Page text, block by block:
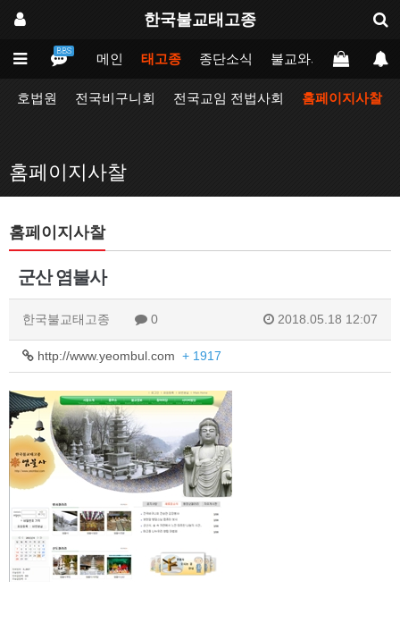
한국불교태고종
BBS
메인 태고종 종단소식 불교와의만남 업
호법원 전국비구니회 전국교임 전법사회 홈페이지사찰
홈페이지사찰
홈페이지사찰
군산 염불사
한국불교태고종 0 2018.05.18 12:07
http://www.yeombul.com + 1917